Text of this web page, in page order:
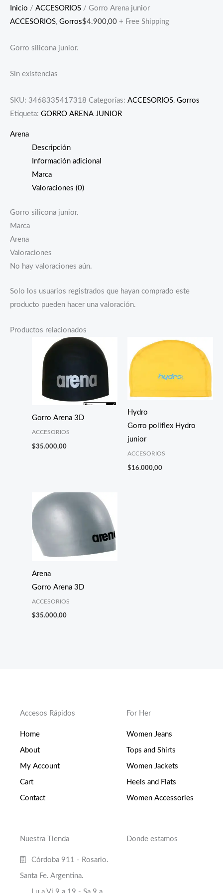
Inicio / ACCESORIOS / Gorro Arena junior
ACCESORIOS, Gorros$4.900,00 + Free Shipping
Gorro silicona junior.
Sin existencias
SKU: 3468335417318 Categorías: ACCESORIOS, Gorros
Etiqueta: GORRO ARENA JUNIOR
Arena
Descripción
Información adicional
Marca
Valoraciones (0)
Gorro silicona junior.
Marca
Arena
Valoraciones
No hay valoraciones aún.
Solo los usuarios registrados que hayan comprado este
producto pueden hacer una valoración.
Productos relacionados
Gorro Arena 3D
ACCESORIOS
$35.000,00
Hydro
Gorro poliflex Hydro
junior
ACCESORIOS
$16.000,00
Arena
Gorro Arena 3D
ACCESORIOS
$35.000,00
Accesos Rápidos
Home
About
My Account
Cart
Contact
For Her
Women Jeans
Tops and Shirts
Women Jackets
Heels and Flats
Women Accessories
Nuestra Tienda
Córdoba 911 - Rosario.
Santa Fe. Argentina.
Donde estamos